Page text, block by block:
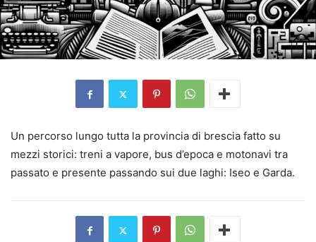
Un percorso lungo tutta la provincia di brescia fatto su
mezzi storici: treni a vapore, bus d’epoca e motonavi tra
passato e presente passando sui due laghi: Iseo e Garda.